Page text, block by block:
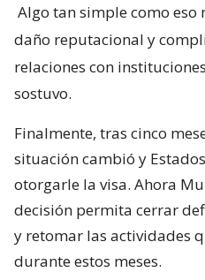
Algo tan simple como
daño reputacional y
relaciones con
sostuvo.
Finalmente, tras cinco
situación cambió y
otorgarle la visa. Ahora
decisión permita cerrar
y retomar las actividades
durante estos meses.